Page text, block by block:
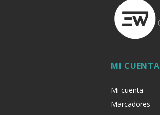
MI CUENTA
Mi cuenta
Marcadores